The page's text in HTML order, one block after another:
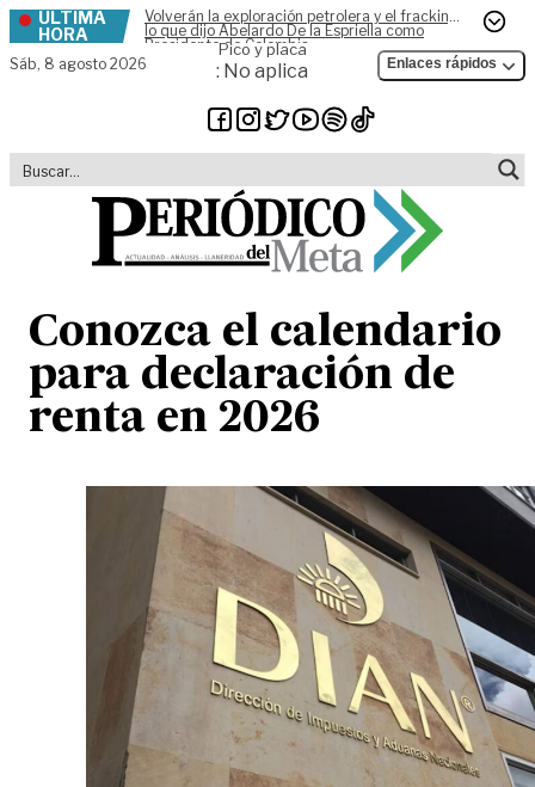
Skip to content
ÚLTIMA
HORA
Volverán la exploración petrolera y el fracking,
lo que dijo Abelardo De la Espriella como
Presidente de Colombia
Sáb, 8 agosto 2026
Pico y placa
: No aplica Enlaces rápidos
Conozca el calendario
para declaración de
renta en 2026